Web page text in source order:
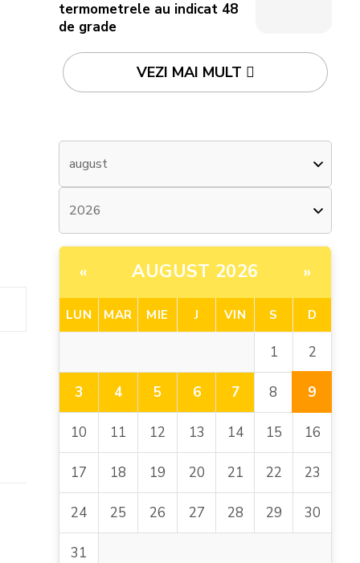
termometrele au indicat 48
de grade
VEZI MAI MULT
« AUGUST 2026 »
LUN MAR MIE J VIN S D
1 2
3 4 5 6 7 8 9
10 11 12 13 14 15 16
17 18 19 20 21 22 23
24 25 26 27 28 29 30
31